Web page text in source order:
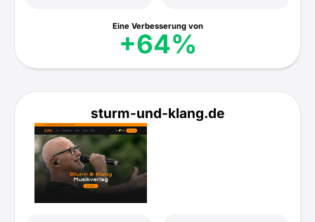
Eine Verbesserung von
+64%
sturm-und-klang.de